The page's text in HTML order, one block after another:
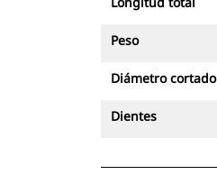
Peso
Diámetro cortado
Dientes